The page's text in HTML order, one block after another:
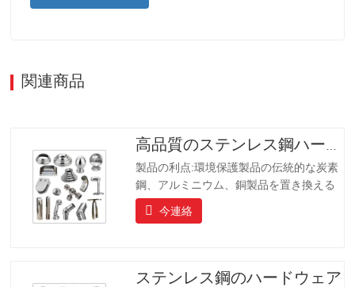
関連商品
製品の利点:環境保護製品の伝統的な炭素
鋼、アルミニウム、銅製品を置き換える
ことです、製品は長寿命を持っています
長寿命、美しい外観、耐酸性および耐ア
理想的な選択肢です。
今連絡
ステンレス鋼のハードウェア